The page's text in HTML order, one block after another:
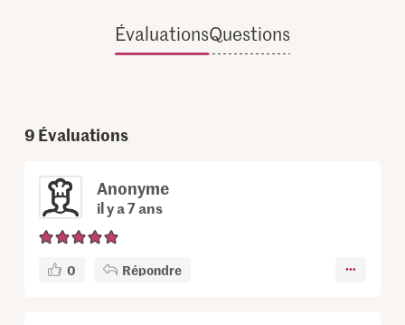
ÉvaluationsQuestions
9 Évaluations
Anonyme
il y a 7 ans
0 Répondre